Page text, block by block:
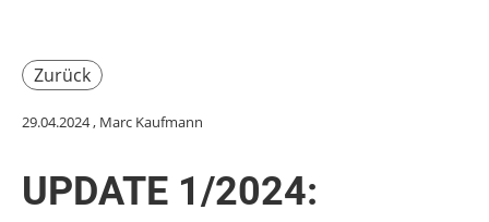
Zurück
29.04.2024, Marc Kaufmann
UPDATE 1/2024: